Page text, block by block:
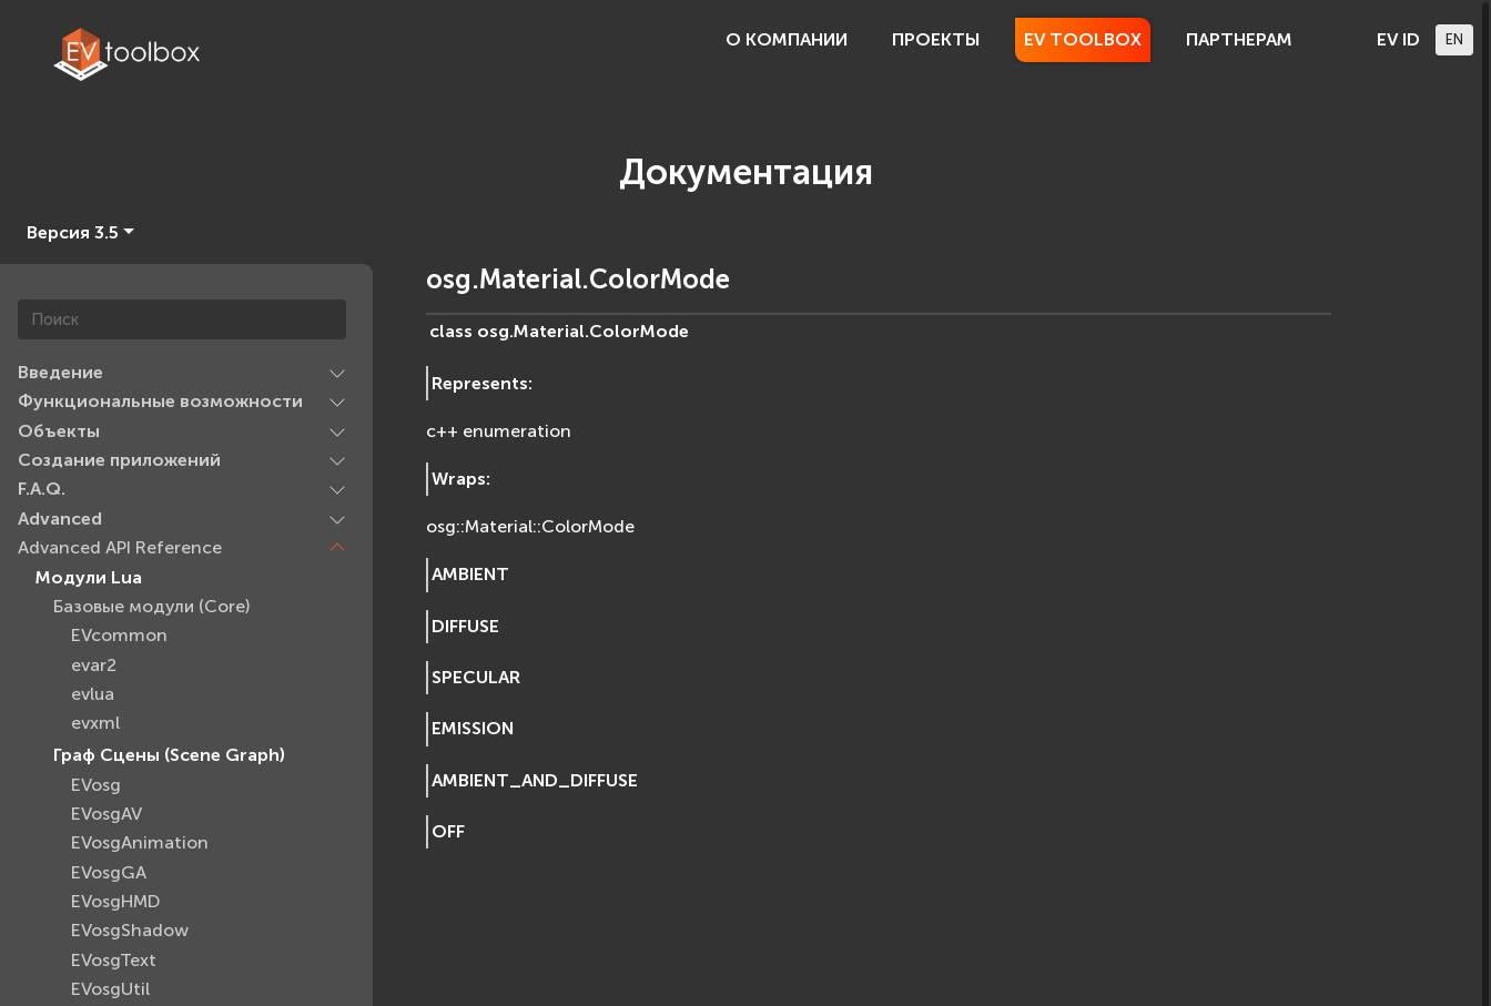
О КОМПАНИИ ПРОЕКТЫ EV TOOLBOX ПАРТНЕРАМ EV ID EN
Документация
Версия 3.5
Введение
Функциональные возможности
Объекты
Создание приложений
F.A.Q.
Advanced
Advanced API Reference
Модули Lua
Базовые модули (Core)
EVcommon
evar2
evlua
evxml
Граф Сцены (Scene Graph)
EVosg
EVosgAV
EVosgAnimation
EVosgGA
EVosgHMD
EVosgShadow
EVosgText
EVosgUtil
osg.Material.ColorMode
class osg.Material.ColorMode
Represents:
c++ enumeration
Wraps:
osg::Material::ColorMode
AMBIENT
DIFFUSE
SPECULAR
EMISSION
AMBIENT_AND_DIFFUSE
OFF